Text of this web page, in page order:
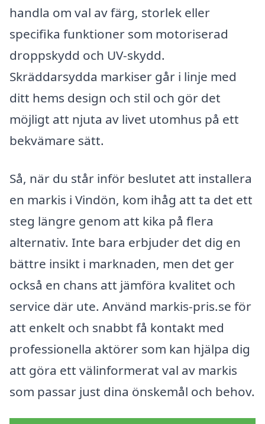
handla om val av färg, storlek eller
specifika funktioner som motoriserad
droppskydd och UV-skydd.
Skräddarsydda markiser går i linje med
ditt hems design och stil och gör det
möjligt att njuta av livet utomhus på ett
bekvämare sätt.
Så, när du står inför beslutet att installera
en markis i Vindön, kom ihåg att ta det ett
steg längre genom att kika på flera
alternativ. Inte bara erbjuder det dig en
bättre insikt i marknaden, men det ger
också en chans att jämföra kvalitet och
service där ute. Använd markis-pris.se för
att enkelt och snabbt få kontakt med
professionella aktörer som kan hjälpa dig
att göra ett välinformerat val av markis
som passar just dina önskemål och behov.